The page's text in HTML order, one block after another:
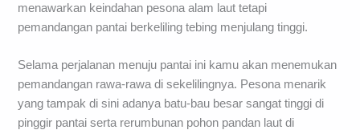
menawarkan keindahan pesona alam laut tetapi
pemandangan pantai berkeliling tebing menjulang tinggi.
Selama perjalanan menuju pantai ini kamu akan menemukan
pemandangan rawa-rawa di sekelilingnya. Pesona menarik
yang tampak di sini adanya batu-bau besar sangat tinggi di
pinggir pantai serta rerumbunan pohon pandan laut di